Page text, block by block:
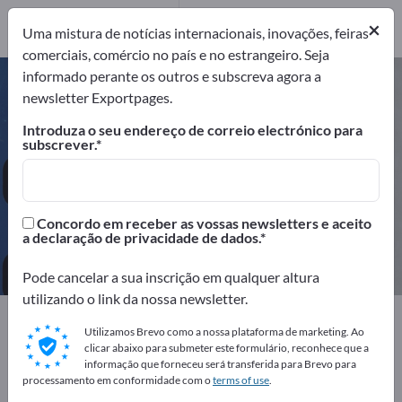
Roupa de cama de hotéis –
encontre fabricantes e
fornecedores
6 5
Distribuidores
1
Equipamentos da empresa / Mobiliário institucional
Hotel & Gastronomia
Roupa de cama de hotéis
×
Uma mistura de notícias internacionais, inovações, feiras
comerciais, comércio no país e no estrangeiro. Seja
informado perante os outros e subscreva agora a
newsletter Exportpages.
Introduza o seu endereço de correio electrónico para
subscrever.
Concordo em receber as vossas newsletters e aceito
a declaração de privacidade de dados.
Pode cancelar a sua inscrição em qualquer altura
utilizando o link da nossa newsletter.
Utilizamos Brevo como a nossa plataforma de marketing. Ao
clicar abaixo para submeter este formulário, reconhece que a
informação que forneceu será transferida para Brevo para
processamento em conformidade com oterms of use.